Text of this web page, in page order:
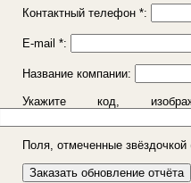
Контактный телефон *:
E-mail *:
Название компании:
Укажите код,
Поля, отмеченные звёздочкой